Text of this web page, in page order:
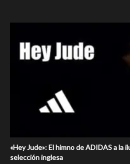
«Hey Jude»: El himno de ADIDAS a la
selección inglesa